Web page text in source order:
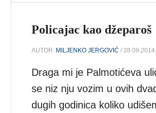
Policajac kao džeparoš
AUTOR: MILJENKO JERGOVIĆ / 28.09.2014.
Draga mi je Palmotićeva
se niz nju vozim u ovih
dugih godinica koliko